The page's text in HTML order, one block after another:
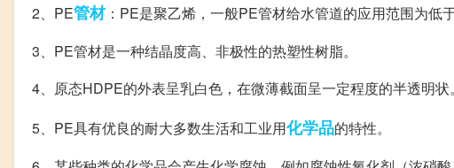
2、PE管材：PE是聚乙烯，一般PE管材给水管道的应用范围为低
3、PE管材是一种结晶度高、非极性的热塑性树脂。
4、原态HDPE的外表呈乳白色，在微薄截面呈一定程度的半透明状。
5、PE具有优良的耐大多数生活和工业用化学品的特性。